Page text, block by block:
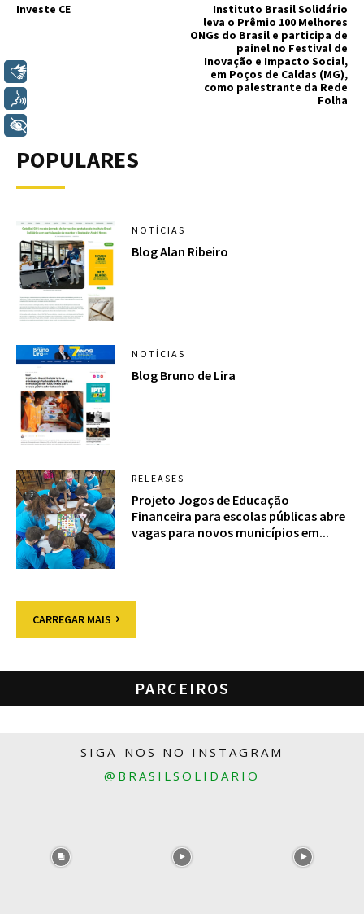
Investe CE
Instituto Brasil Solidário
leva o Prêmio 100 Melhores
ONGs do Brasil e participa de
painel no Festival de
Inovação e Impacto Social,
em Poços de Caldas (MG),
como palestrante da Rede
Folha
POPULARES
NOTÍCIAS
Blog Alan Ribeiro
NOTÍCIAS
Blog Bruno de Lira
RELEASES
Projeto Jogos de Educação
Financeira para escolas públicas abre
vagas para novos municípios em...
CARREGAR MAIS
PARCEIROS
SIGA-NOS NO INSTAGRAM
@BRASILSOLIDARIO